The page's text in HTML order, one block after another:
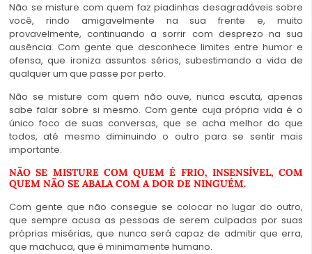
Não se misture com quem faz piadinhas desagradáveis sobre
você, rindo amigavelmente na sua frente e, muito
provavelmente, continuando a sorrir com desprezo na sua
ausência. Com gente que desconhece limites entre humor e
ofensa, que ironiza assuntos sérios, subestimando a vida de
qualquer um que passe por perto.
Não se misture com quem não ouve, nunca escuta, apenas
sabe falar sobre si mesmo. Com gente cuja própria vida é o
único foco de suas conversas, que se acha melhor do que
todos, até mesmo diminuindo o outro para se sentir mais
importante.
NÃO SE MISTURE COM QUEM É FRIO, INSENSÍVEL, COM
QUEM NÃO SE ABALA COM A DOR DE NINGUÉM.
Com gente que não consegue se colocar no lugar do outro,
que sempre acusa as pessoas de serem culpadas por suas
próprias misérias, que nunca será capaz de admitir que erra,
que machuca, que é minimamente humano.